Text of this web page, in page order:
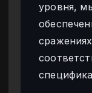
уровня,